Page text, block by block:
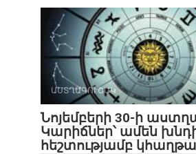
ԱՍՏՂԱԳՈՒՇԱԿ
Նոյեմբերի 30-ի
Կարիճներ՝ ամեն
հեշտությամբ